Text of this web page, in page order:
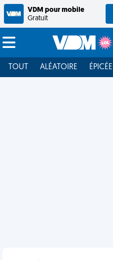
VDM pour mobile
Gratuit
TOUT ALÉATOIRE ÉPICÉE